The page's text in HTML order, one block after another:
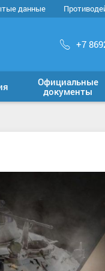
данные
+7
Официальные
документы